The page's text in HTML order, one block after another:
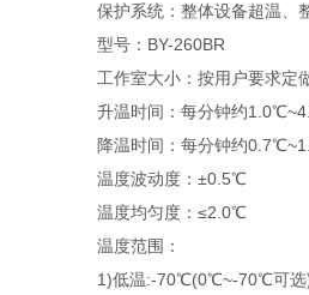
保护系统：整体设备超温、
型号：BY-260BR
工作室大小：按用户要求定
升温时间：每分钟约
降温时间：每分钟约
温度波动度：±0.5℃
温度均匀度：≤2.0℃
温度范围：
1)低温:-70℃(0℃~-70℃可选